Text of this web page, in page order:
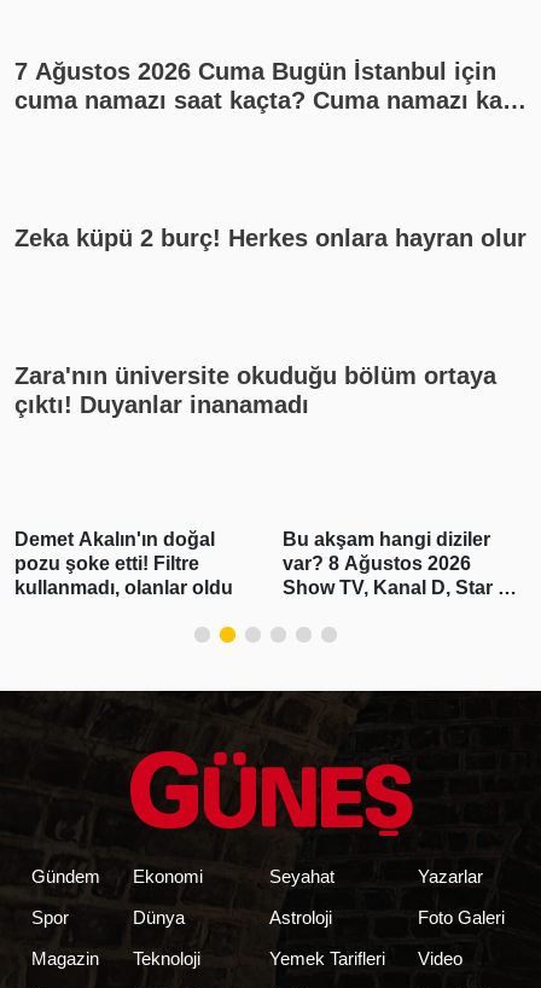
7 Ağustos 2026 Cuma Bugün İstanbul için
cuma namazı saat kaçta? Cuma namazı kaç
Zeka küpü 2 burç! Herkes onlara hayran olur
Zara'nın üniversite okuduğu bölüm ortaya
çıktı! Duyanlar inanamadı
Bu akşam hangi diziler
var? 8 Ağustos 2026
Show TV, Kanal D, Star TV,
Gabar'da günlük petrol
üretimi 83 bin 300 varile
ulaşarak rekor kırdı
Gündem
Spor
Magazin
Ekonomi
Dünya
Teknoloji
Seyahat
Astroloji
Yemek Tarifleri
Yazarlar
Foto Galeri
Video